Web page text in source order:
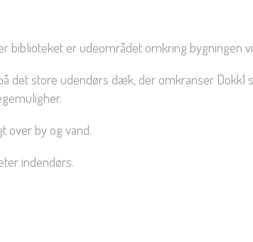
biblioteket er udeområdet omkring bygningen
det store udendørs dæk, der omkranser
over by og vand.
indendørs.